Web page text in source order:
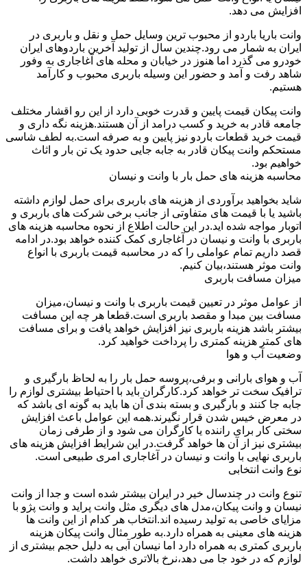
افزایش می دهد.
وانت باریا باردو از محبوب ترین وسایل حمل و نقل و باربری در
ایران به شمار می رود.چندین سال از تولید آخرین باردوهای ایران
خودرو می گذرد اما هنوز در خیابان و محله های آغاجاری به وفور
شاهد رفت و آمد و حضور این وسیله باربری محبوب و کارآمد
هستیم.
وانت پیکان قیمت پایین و قدرت خوبی دارد از این رو اقشار مختلف
جامعه قادر به خرید و کسب درامد از آن هستند.هزینه نگه داری و
قیمت خرید قطعات باردو نیز پایین و به صرفه است.به لطف شاسی
مستحکم وانت پیکان قادر به جابه جایی حدود یک تن بار و اثاث
خواهیم بود.
محاسبه هزینه های حمل بار با وانت و نیسان
شاید بخواهید برآوردی از هزینه های باربری برای حمل لوازم داشته
باشید یا با قیمت های متفاوتی از جانب برخی شرکت های باربری و
اتوبار مواجه شده اید.در این حالت اطلاع از نحوه محاسبه هزینه های
باربری با وانت و نیسان در آغاجاری کمک کننده خواهد بود.در ادامه
قصد داریم تمام عواملی را که در محاسبه قیمت باربری با انواع
وانت موثر هستند،بیان کنیم.
میزان مسافت باربری
از عوامل موثر در تعیین قیمت باربری با وانت و نیسان،میزان
مسافت بین مبدا و مقصد باربری است.قطعا هر چه این مسافت
بیشتر باشد هزینه باربری نیز افزایش خواهد یافت و برای مسافت
های کمتر هزینه کمتری را پرداخت خواهید کرد.
وضعیت آب و هوا
آب و هوای بارانی و برفی،پروسه حمل بار را به لحاظ بارگیری و
ترافیک سخت تر خواهد کرد.کارگران باید با احتیاط بیشتری لوازم را
جابه جا کنند و بارگیری و بسته بندی آن ها باید به گونه ای باشد که
در معرض خیس شدن قرار نگیرند.همه این عوامل باعث افزایش
سختی کار برای راننده یا کارگران می شود و از طرفی زمان
بیشتری نیز از آن ها خواهد گرفت.در این شرایط افزایش هزینه های
باربری نهایی با وانت و نیسان در آغاجاری امری طبیعی است.
نوع وانت انتخابی
تنوع وانت در چندسال خیر در ایران بیشتر شده است و جدا از وانت
نیسان و وانت پیکان،مدل های دیگری مثل وانت پراید و وانت پژو با
مزایای خاصی به تولید رسیده اند.انتخاب هر کدام از این وانت ها
هزینه های معینی به همراه دارد.به طور مثال وانت پیکان هزینه
باربری کمتری به همراه دارد اما نیسان آبی به دلیل حجم بیشتری از
لوازم که در خود جا می دهد،نرخ بالاتری خواهد داشت.